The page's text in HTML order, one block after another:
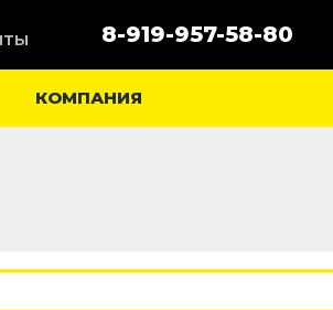
8-919-957-58-80
КОМПАНИЯ